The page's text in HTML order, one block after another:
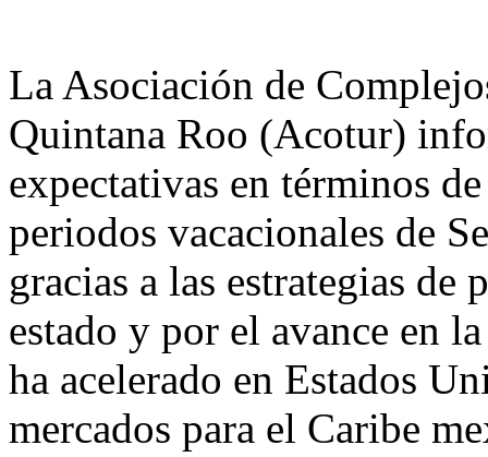
La Asociación de
Quintana Roo (Acotur)
expectativas en términos
periodos vacacionales de
gracias a las estrategias de
estado y por el avance en
ha acelerado en Estados
mercados para el Caribe